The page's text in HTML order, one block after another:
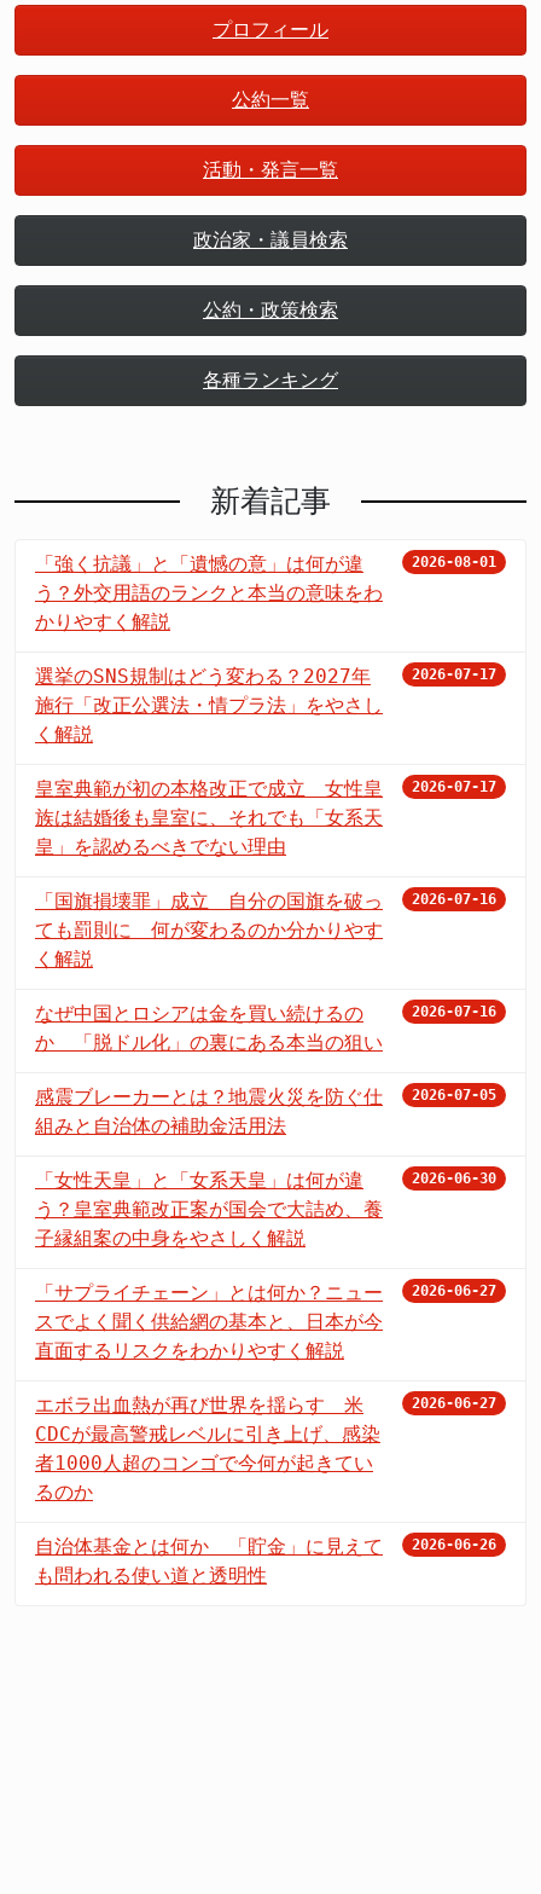
プロフィール
公約一覧
活動・発言一覧
政治家・議員検索
公約・政策検索
各種ランキング
新着記事
「強く抗議」と「遺憾の意」は何が違
う？外交用語のランクと本当の意味をわ
かりやすく解説
2026-08-01
選挙のSNS規制はどう変わる？2027年
施行「改正公選法・情プラ法」をやさし
く解説
2026-07-17
皇室典範が初の本格改正で成立 女性皇
族は結婚後も皇室に、それでも「女系天
皇」を認めるべきでない理由
2026-07-17
「国旗損壊罪」成立 自分の国旗を破っ
ても罰則に 何が変わるのか分かりやす
く解説
2026-07-16
なぜ中国とロシアは金を買い続けるの
か 「脱ドル化」の裏にある本当の狙い
2026-07-16
感震ブレーカーとは？地震火災を防ぐ仕
組みと自治体の補助金活用法
2026-07-05
「女性天皇」と「女系天皇」は何が違
う？皇室典範改正案が国会で大詰め、養
子縁組案の中身をやさしく解説
2026-06-30
「サプライチェーン」とは何か？ニュー
スでよく聞く供給網の基本と、日本が今
直面するリスクをわかりやすく解説
2026-06-27
エボラ出血熱が再び世界を揺らす 米
CDCが最高警戒レベルに引き上げ、感染
者1000人超のコンゴで今何が起きてい
るのか
2026-06-27
自治体基金とは何か 「貯金」に見えて
も問われる使い道と透明性
2026-06-26